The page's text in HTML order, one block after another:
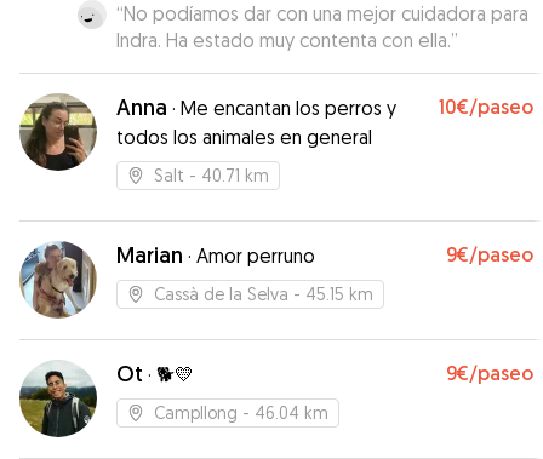
“No podíamos dar con una mejor cuidadora para
Indra. Ha estado muy contenta con ella.”
Anna · Me encantan los perros y
todos los animales en general
10€/paseo
Salt - 40.71 km
Marian · Amor perruno 9€/paseo
Cassà de la Selva - 45.15 km
Ot · 🐕💛 9€/paseo
Campllong - 46.04 km